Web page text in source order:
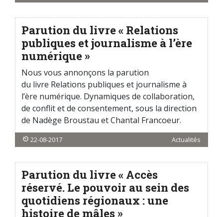
Parution du livre « Relations
publiques et journalisme à l’ère
numérique »
Nous vous annonçons la parution
du livre Relations publiques et journalisme à
l’ère numérique. Dynamiques de collaboration,
de conflit et de consentement, sous la direction
de Nadège Broustau et Chantal Francoeur.
22-08-2017 Actualités
Parution du livre « Accès
réservé. Le pouvoir au sein des
quotidiens régionaux : une
histoire de mâles »